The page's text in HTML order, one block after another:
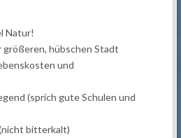
Natur!
größeren, hübschen Stadt
und
(sprich gute Schulen und
bitterkalt)